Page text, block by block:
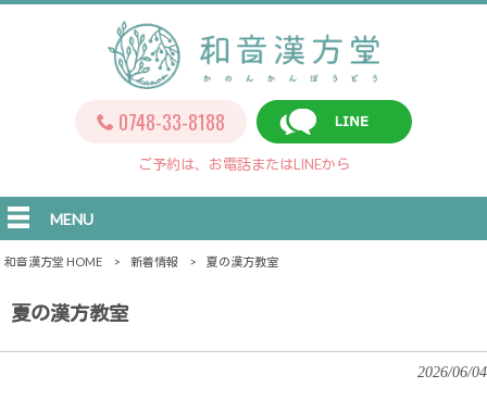
0748-33-8188
ご予約は、お電話またはLINEから
MENU
和音漢方堂 HOME > 新着情報 > 夏の漢方教室
夏の漢方教室
2026/06/04